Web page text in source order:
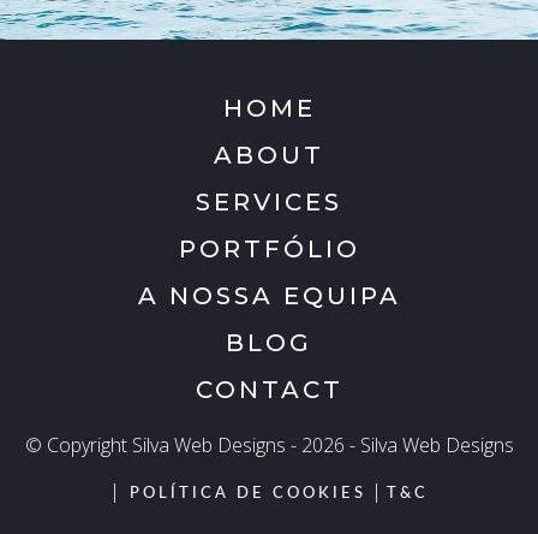
HOME
ABOUT
SERVICES
PORTFÓLIO
A NOSSA EQUIPA
BLOG
CONTACT
© Copyright Silva Web Designs - 2026 - Silva Web Designs
|
POLÍTICA DE COOKIES | T&C